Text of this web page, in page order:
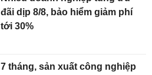
đãi dịp 8/8, bảo hiểm giảm phí
tới 30%
7 tháng, sản xuất công nghiệp